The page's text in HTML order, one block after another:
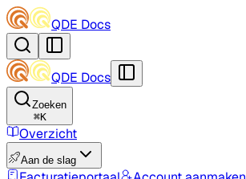
QDE Docs
QDE Docs
Zoeken
⌘K
Overzicht
Aan de slag